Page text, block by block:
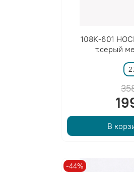
108K-601
т.серый
В
-44%